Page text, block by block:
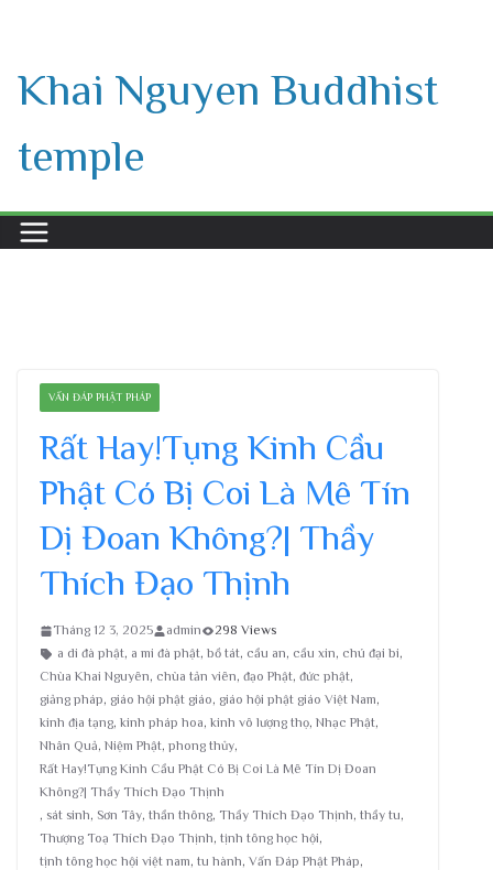
content
Khai Nguyen Buddhist
temple
VẤN ĐÁP PHẬT PHÁP
Rất Hay!Tụng Kinh Cầu
Phật Có Bị Coi Là Mê Tín
Dị Đoan Không?| Thầy
Thích Đạo Thịnh
Tháng 12 3, 2025 admin
298 Views
a di đà phật, a mi đà phật, bồ tát, cầu an, cầu xin, chú đại bi,
Chùa Khai Nguyên, chùa tản viên, đạo Phật, đức phật,
giảng pháp, giáo hội phật giáo, giáo hội phật giáo Việt Nam,
kinh địa tạng, kinh pháp hoa, kinh vô lượng thọ, Nhạc Phật,
Nhân Quả, Niệm Phật, phong thủy,
Rất Hay!Tụng Kinh Cầu Phật Có Bị Coi Là Mê Tín Dị Đoan
Không?| Thầy Thích Đạo Thịnh
, sát sinh, Sơn Tây, thần thông, Thầy Thích Đạo Thịnh, thầy tu,
Thượng Toạ Thích Đạo Thịnh, tịnh tông học hội,
tịnh tông học hội việt nam, tu hành, Vấn Đáp Phật Pháp,